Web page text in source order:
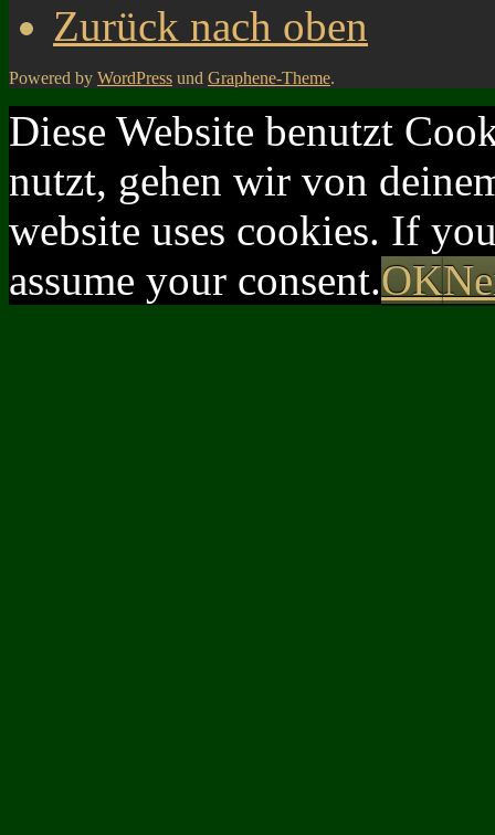
Zurück nach oben
Powered by WordPress und Graphene-Theme.
Diese Website benutzt
nutzt, gehen wir von
website uses cookies. If
assume your consent.OK